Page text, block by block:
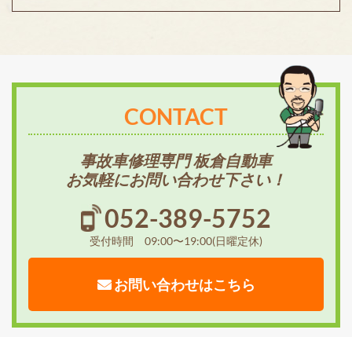
CONTACT
事故車修理専門 板倉自動車
お気軽にお問い合わせ下さい！
052-389-5752
受付時間 09:00〜19:00(日曜定休)
お問い合わせはこちら